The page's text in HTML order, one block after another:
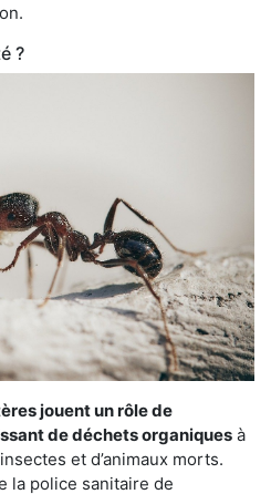
?
jouent un rôle de
de déchets organiques à
et d’animaux morts.
la police sanitaire de